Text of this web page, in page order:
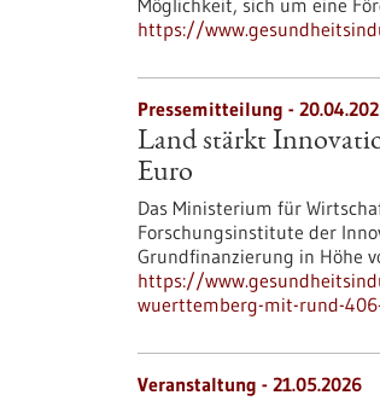
Möglichkeit, sich um eine
https://
Pressemitteilung -
Land stärkt
Euro
Das Ministerium für
Forschungsinstitute der
Grundfinanzierung in Höhe
https://
wuerttemberg-mit-rund-
Veranstaltung - 21.05.2026